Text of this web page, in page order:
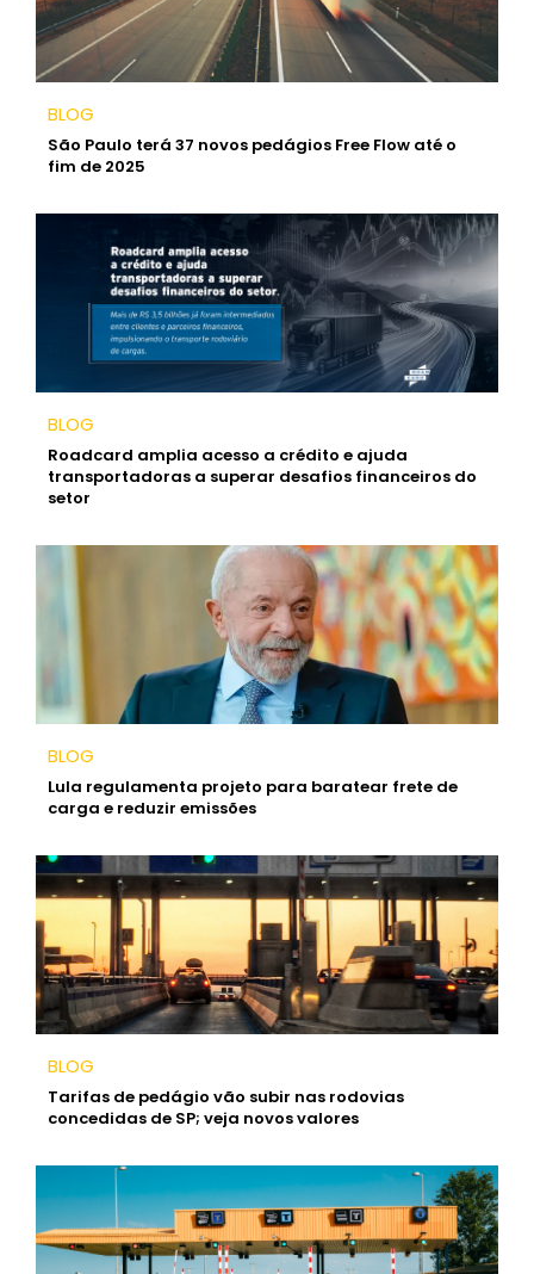
BLOG
São Paulo terá 37 novos pedágios Free Flow até o
fim de 2025
BLOG
Roadcard amplia acesso a crédito e ajuda
transportadoras a superar desafios financeiros do
setor
BLOG
Lula regulamenta projeto para baratear frete de
carga e reduzir emissões
BLOG
Tarifas de pedágio vão subir nas rodovias
concedidas de SP; veja novos valores